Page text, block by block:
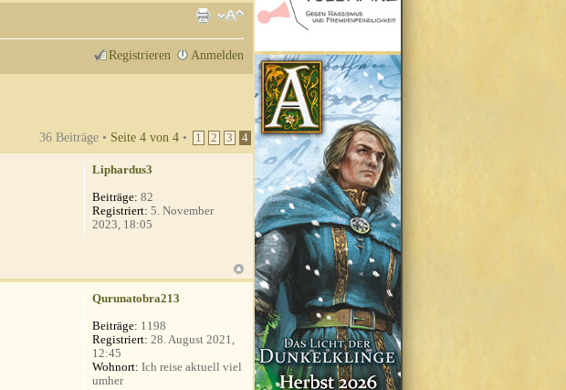
Registrieren Anmelden
36 Beiträge • Seite 4 von 4 • 1 2 3 4
Liphardus3
Beiträge: 82
Registriert: 5. November
2023, 18:05
Qurunatobra213
Beiträge: 1198
Registriert: 28. August 2021,
12:45
Wohnort: Ich reise aktuell viel
umher